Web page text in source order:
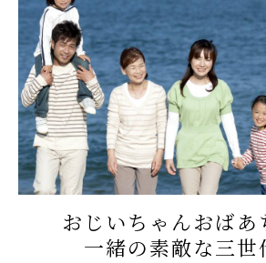
おじいちゃんおばあ
一緒の素敵な三世